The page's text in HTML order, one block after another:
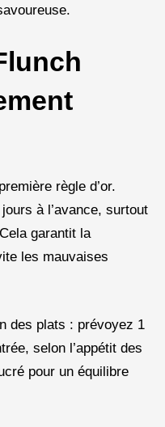
règle d’or.
à l’avance, surtout
garantit la
les mauvaises
des plats : prévoyez 1
selon l’appétit des
pour un équilibre